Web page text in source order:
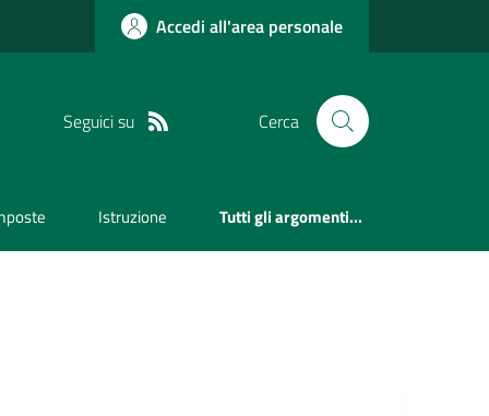
Accedi all'area personale
Seguici su Cerca
Istruzione Tutti gli argomenti...